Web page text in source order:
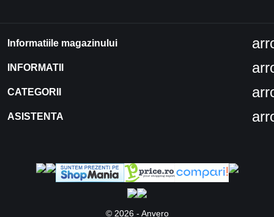
Informatiile magazinului
INFORMATII
CATEGORII
ASISTENTA
© 2026 - Anvero